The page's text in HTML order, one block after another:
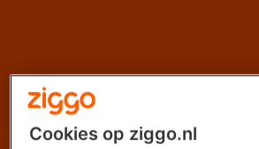
Cookies op ziggo.nl